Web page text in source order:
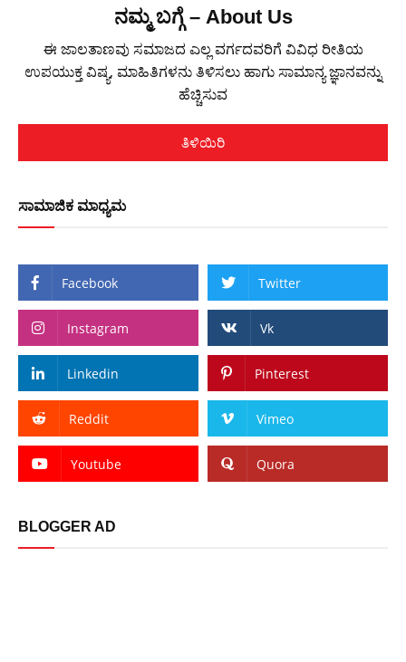
ನಮ್ಮ ಬಗ್ಗೆ – About Us
ಈ ಜಾಲತಾಣವು ಸಮಾಜದ ಎಲ್ಲ ವರ್ಗದವರಿಗೆ ವಿವಿಧ ರೀತಿಯ
ಉಪಯುಕ್ತ ವಿಷ್ಯ, ಮಾಹಿತಿಗಳನು ತಿಳಿಸಲು ಹಾಗು ಸಾಮಾನ್ಯ ಜ್ಞಾನವನ್ನು
ಹೆಚ್ಚಿಸುವ
ತಿಳಿಯಿರಿ
ಸಾಮಾಜಿಕ ಮಾಧ್ಯಮ
Facebook Twitter
Instagram Vk
Linkedin Pinterest
Reddit Vimeo
Youtube Quora
BLOGGER AD